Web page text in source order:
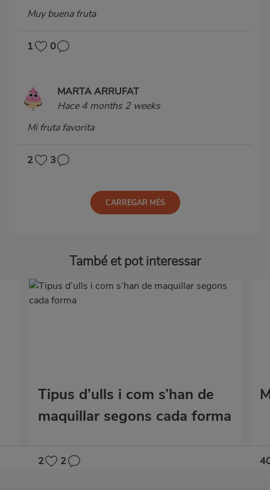
Muy buena fruta
1 0
MARTA ARRUFAT
Hace 4 months 2 weeks
Mi fruta favorita
2 3
CARREGAR MÉS
També et pot interessar
Tipus d’ulls i com s’han de
maquillar segons cada forma
2 2